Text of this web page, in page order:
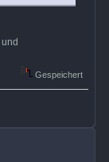
Gespeichert